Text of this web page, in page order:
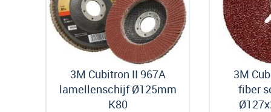
3M Cubitron II 967A
lamellenschijf Ø125mm
K80
3M
fiber